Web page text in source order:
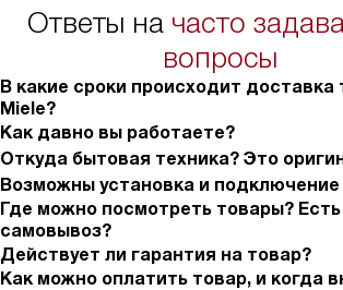
Ответы на часто
вопросы
В какие сроки происходит доставка
Miele?
Как давно вы работаете?
Откуда бытовая техника? Это
Возможны установка и подключение
Где можно посмотреть товары? Есть
самовывоз?
Действует ли гарантия на товар?
Как можно оплатить товар, и когда